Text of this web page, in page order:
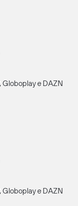
Globoplay e DAZN
Globoplay e DAZN